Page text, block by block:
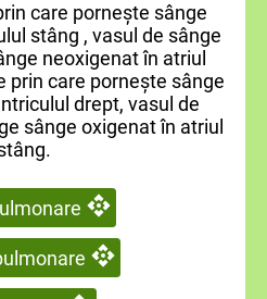
care pornește sânge
stâng , vasul de sânge
neoxigenat în atriul
prin care pornește sânge
drept, vasul de
sânge oxigenat în atriul